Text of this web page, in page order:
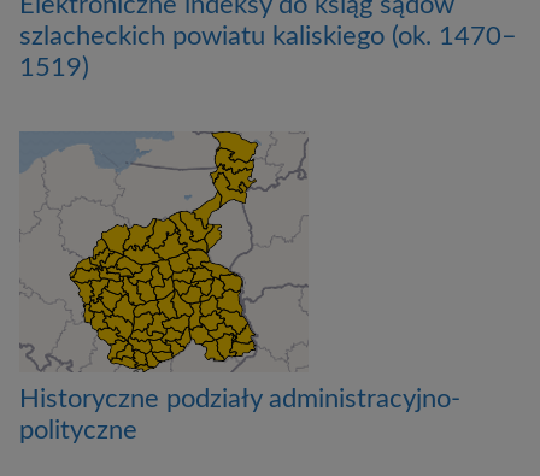
szlacheckich powiatu kaliskiego (ok. 1470–
1519)
Historyczne podziały administracyjno-
polityczne